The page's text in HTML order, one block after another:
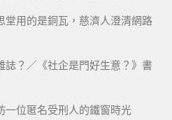
堂用的是銅瓦，慈濟人澄清網路
誌？／《社企是門好生意？》書
一位匿名受刑人的鐵窗時光